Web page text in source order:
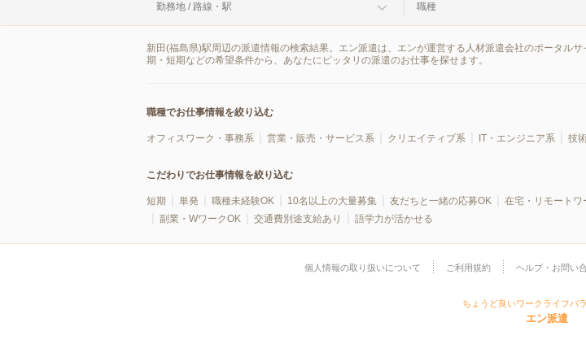
勤務地 / 路線・駅 職種
新田(福島県)駅周辺の派遣情報の検索結果。エン派遣は、エンが運営する人材派遣会社のポータル
期・短期などの希望条件から、あなたにピッタリの派遣のお仕事を探せます。
職種でお仕事情報を絞り込む
オフィスワーク・事務系 営業・販売・サービス系 クリエイティブ系 IT・エンジニア系 技
こだわりでお仕事情報を絞り込む
短期 単発 職種未経験OK 10名以上の大量募集 友だちと一緒の応募OK 在宅・リモートワ
副業・WワークOK
交通費別途支給あり 語学力が活かせる
個人情報の取り扱いについて ご利用規約 ヘルプ・お問い
ちょうど良いワークライフバ
エン派遣